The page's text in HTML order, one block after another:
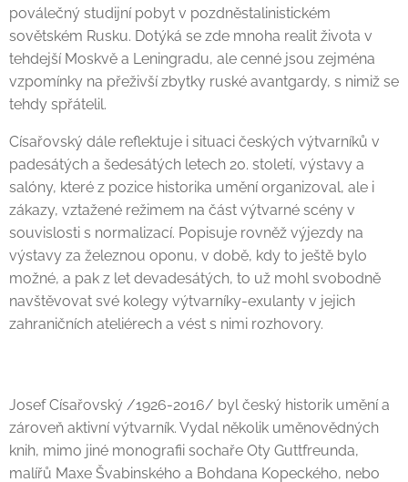
poválečný studijní pobyt v pozdněstalinistickém
sovětském Rusku. Dotýká se zde mnoha realit života v
tehdejší Moskvě a Leningradu, ale cenné jsou zejména
vzpomínky na přeživší zbytky ruské avantgardy, s nimiž se
tehdy spřátelil.
Císařovský dále reflektuje i situaci českých výtvarníků v
padesátých a šedesátých letech 20. století, výstavy a
salóny, které z pozice historika umění organizoval, ale i
zákazy, vztažené režimem na část výtvarné scény v
souvislosti s normalizací. Popisuje rovněž výjezdy na
výstavy za železnou oponu, v době, kdy to ještě bylo
možné, a pak z let devadesátých, to už mohl svobodně
navštěvovat své kolegy výtvarníky-exulanty v jejich
zahraničních ateliérech a vést s nimi rozhovory.
Josef Císařovský /1926-2016/ byl český historik umění a
zároveň aktivní výtvarník. Vydal několik uměnovědných
knih, mimo jiné monografii sochaře Oty Guttfreunda,
malířů Maxe Švabinského a Bohdana Kopeckého, nebo